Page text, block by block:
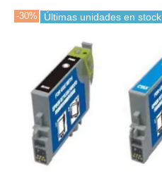
-30% Últimas unidades en stock